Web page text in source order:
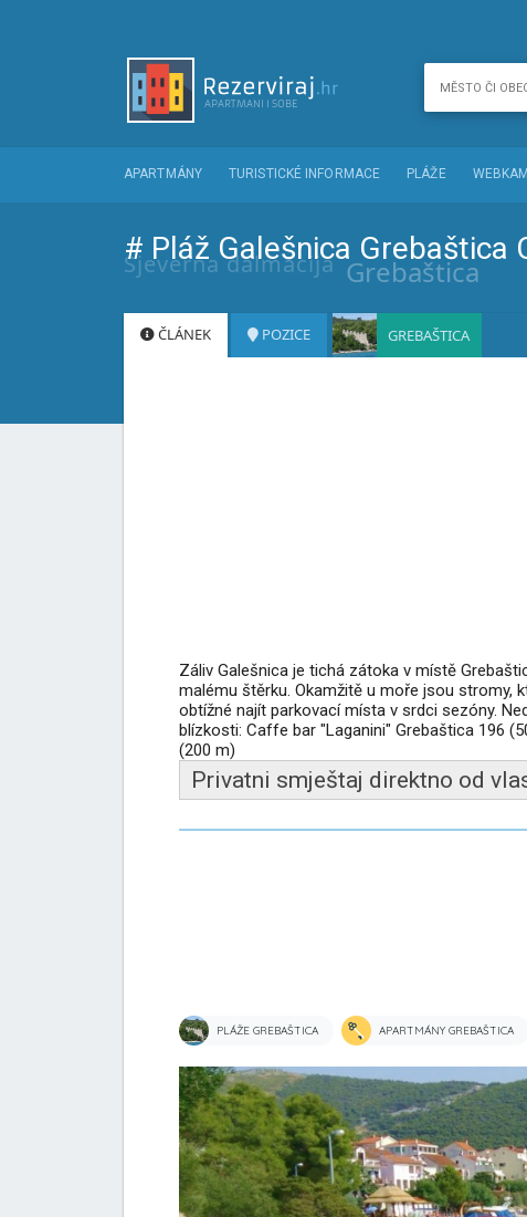
APARTMÁNY TURISTICKÉ INFORMACE PLÁŽE
# Pláž Galešnica Grebaštica
Sjeverna dalmacija Grebaštica
ČLÁNEK POZICE GREBAŠTICA
Záliv Galešnica je tichá zátoka v místě
malému štěrku. Okamžitě u moře jsou stromy,
obtížné najít parkovací místa v srdci sezóny.
blízkosti: Caffe bar "Laganini" Grebaštica 196
(200 m)
Privatni smještaj direktno od
PLÁŽE GREBAŠTICA APARTMÁNY GREBAŠTICA